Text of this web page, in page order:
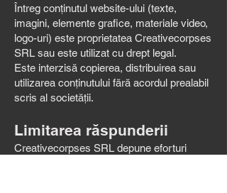
Întreg conținutul website-ului (texte,
imagini, elemente grafice, materiale video,
logo-uri) este proprietatea Creativecorpses
SRL sau este utilizat cu drept legal.
Este interzisă copierea, distribuirea sau
utilizarea conținutului fără acordul prealabil
scris al societății.
Limitarea răspunderii
Creativecorpses SRL depune eforturi